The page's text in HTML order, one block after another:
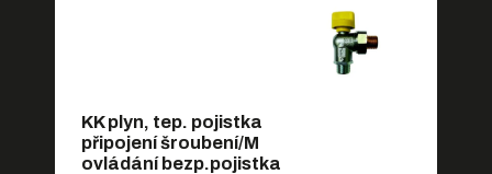
KK plyn, tep. pojistka
připojení šroubení/M
ovládání bezp.pojistka